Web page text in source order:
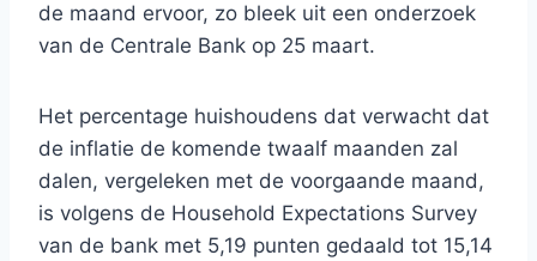
de maand ervoor, zo bleek uit een onderzoek
van de Centrale Bank op 25 maart.
Het percentage huishoudens dat verwacht dat
de inflatie de komende twaalf maanden zal
dalen, vergeleken met de voorgaande maand,
is volgens de Household Expectations Survey
van de bank met 5,19 punten gedaald tot 15,14